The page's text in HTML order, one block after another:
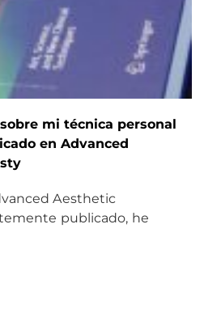
mi técnica personal
en Advanced
Aesthetic
publicado, he